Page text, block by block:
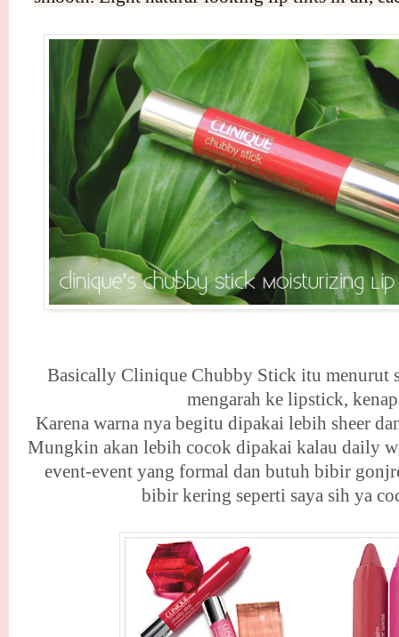
Basically Clinique Chubby Stick itu menurut
mengarah ke lipstick,
Karena warna nya begitu dipakai lebih sheer
Mungkin akan lebih cocok dipakai kalau daily
event-event yang formal dan butuh bibir
bibir kering seperti saya sih ya